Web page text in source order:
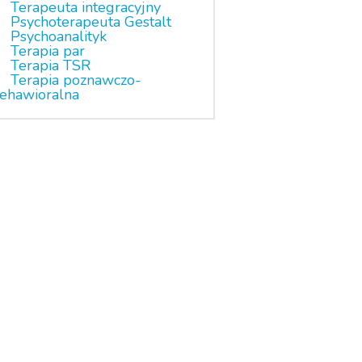
Terapeuta integracyjny
Psychoterapeuta Gestalt
Psychoanalityk
Terapia par
Terapia TSR
Terapia poznawczo-